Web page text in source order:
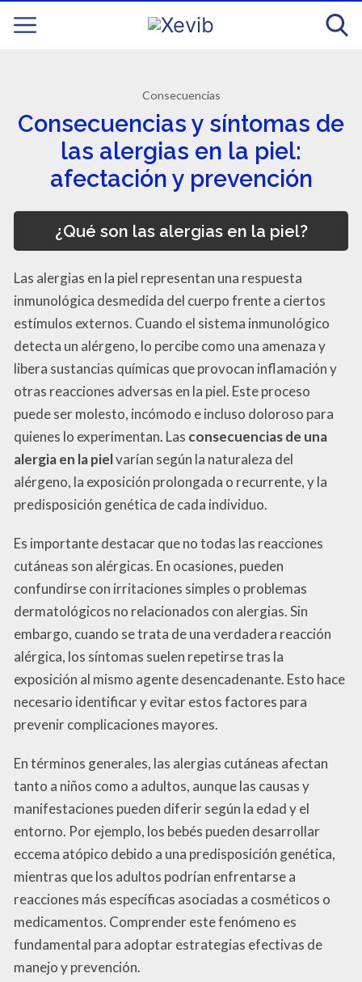
Consecuencias
Consecuencias y síntomas de
las alergias en la piel:
afectación y prevención
¿Qué son las alergias en la piel?
Las alergias en la piel representan una respuesta
inmunológica desmedida del cuerpo frente a ciertos
estímulos externos. Cuando el sistema inmunológico
detecta un alérgeno, lo percibe como una amenaza y
libera sustancias químicas que provocan inflamación y
otras reacciones adversas en la piel. Este proceso
puede ser molesto, incómodo e incluso doloroso para
quienes lo experimentan. Las consecuencias de una
alergia en la pielvarían según la naturaleza del
alérgeno, la exposición prolongada o recurrente, y la
predisposición genética de cada individuo.
Es importante destacar que no todas las reacciones
cutáneas son alérgicas. En ocasiones, pueden
confundirse con irritaciones simples o problemas
dermatológicos no relacionados con alergias. Sin
embargo, cuando se trata de una verdadera reacción
alérgica, los síntomas suelen repetirse tras la
exposición al mismo agente desencadenante. Esto hace
necesario identificar y evitar estos factores para
prevenir complicaciones mayores.
En términos generales, las alergias cutáneas afectan
tanto a niños como a adultos, aunque las causas y
manifestaciones pueden diferir según la edad y el
entorno. Por ejemplo, los bebés pueden desarrollar
eccema atópico debido a una predisposición genética,
mientras que los adultos podrían enfrentarse a
reacciones más específicas asociadas a cosméticos o
medicamentos. Comprender este fenómeno es
fundamental para adoptar estrategias efectivas de
manejo y prevención.